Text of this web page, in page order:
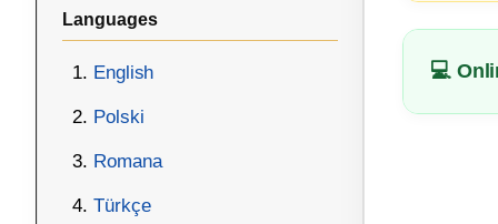
Languages
English
Polski
Romana
Türkçe
💻